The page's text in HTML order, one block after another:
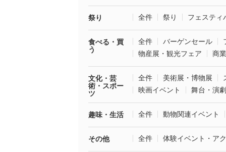
祭り 全件 祭り フェスティ
食べる・買
う
全件 バーゲンセール
物産展・観光フェア
商
文化・芸
術・スポー
ツ
全件 美術展・博物展
映画イベント
舞台・演劇
趣味・生活 全件 動物関連イベント
その他 全件 体験イベント・ア